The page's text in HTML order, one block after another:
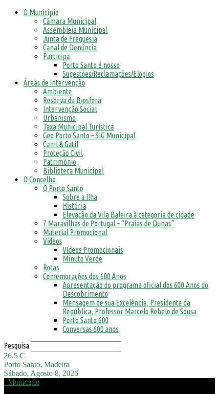
O Município
Câmara Municipal
Assembleia Municipal
Junta de Freguesia
Canal de Denúncia
Participa
Porto Santo é nosso
Sugestões/Reclamações/Elogios
Áreas de Intervenção
Ambiente
Reserva da Biosfera
Intervenção Social
Urbanismo
Taxa Municipal Turística
Geo Porto Santo – SIG Municipal
Canil & Gatil
Proteção Civil
Património
Biblioteca Municipal
O Concelho
O Porto Santo
Sobre a Ilha
História
Elevação da Vila Baleira à categoria de cidade
7 Maravilhas de Portugal – “Praias de Dunas”
Material Promocional
Vídeos
Vídeos Promocionais
Minuto Verde
Rotas
Comemorações dos 600 Anos
Apresentação do programa oficial dos 600 Anos do
Descobrimento
Mensagem de sua Excelência, Presidente da
República, Professor Marcelo Rebelo de Sousa
Porto Santo 600
Conversas 600 anos
Pesquisa
26.5 C
Porto Santo, Madeira
Sábado, Agosto 8, 2026
Município